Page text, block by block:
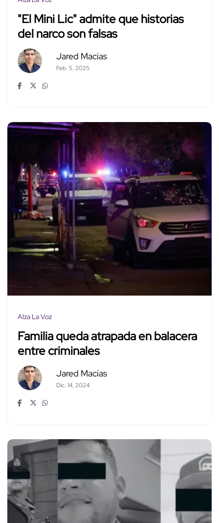
"El Mini Lic" admite que historias
del narco son falsas
Jared Macías
Feb. 5, 2025
Alza La Voz
Familia queda atrapada en balacera
entre criminales
Jared Macías
Dic. 14, 2024